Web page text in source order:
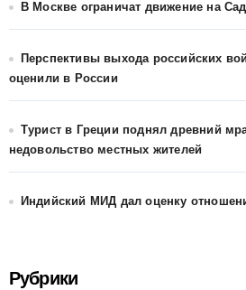
В Москве ограничат движение на
Перспективы выхода российских
оценили в России
Турист в Греции поднял древний
недовольство местных жителей
Индийский МИД дал оценку
Рубрики